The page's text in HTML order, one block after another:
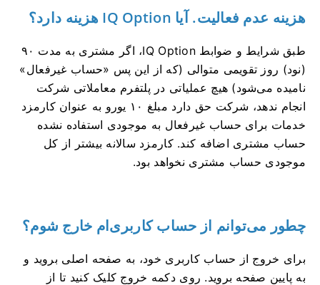
هزینه عدم فعالیت. آیا IQ Option هزینه دارد؟
طبق شرایط و ضوابط IQ Option، اگر مشتری به مدت ۹۰
(نود) روز تقویمی متوالی (که از این پس «حساب غیرفعال»
نامیده می‌شود) هیچ عملیاتی در پلتفرم معاملاتی شرکت
انجام ندهد، شرکت حق دارد مبلغ ۱۰ یورو به عنوان کارمزد
خدمات برای حساب غیرفعال به موجودی استفاده نشده
حساب مشتری اضافه کند. کارمزد سالانه بیشتر از کل
موجودی حساب مشتری نخواهد بود.
چطور می‌توانم از حساب کاربری‌ام خارج شوم؟
برای خروج از حساب کاربری خود، به صفحه اصلی بروید و
به پایین صفحه بروید. روی دکمه خروج کلیک کنید تا از